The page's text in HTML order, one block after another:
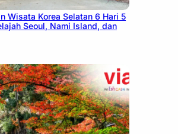
Wisata Korea Selatan 6 Hari 5
Seoul, Nami Island, dan